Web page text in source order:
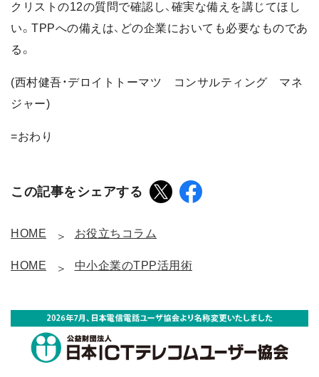
クリストの12の質問で確認し、確実な備えを講じてほし
い。TPPへの備えは、どの企業においても必要なものであ
る。
(西村健吾・デロイトトーマツ コンサルティング マネ
ジャー)
=おわり
この記事をシェアする
HOME お役立ちコラム
HOME 中小企業のTPP活用術